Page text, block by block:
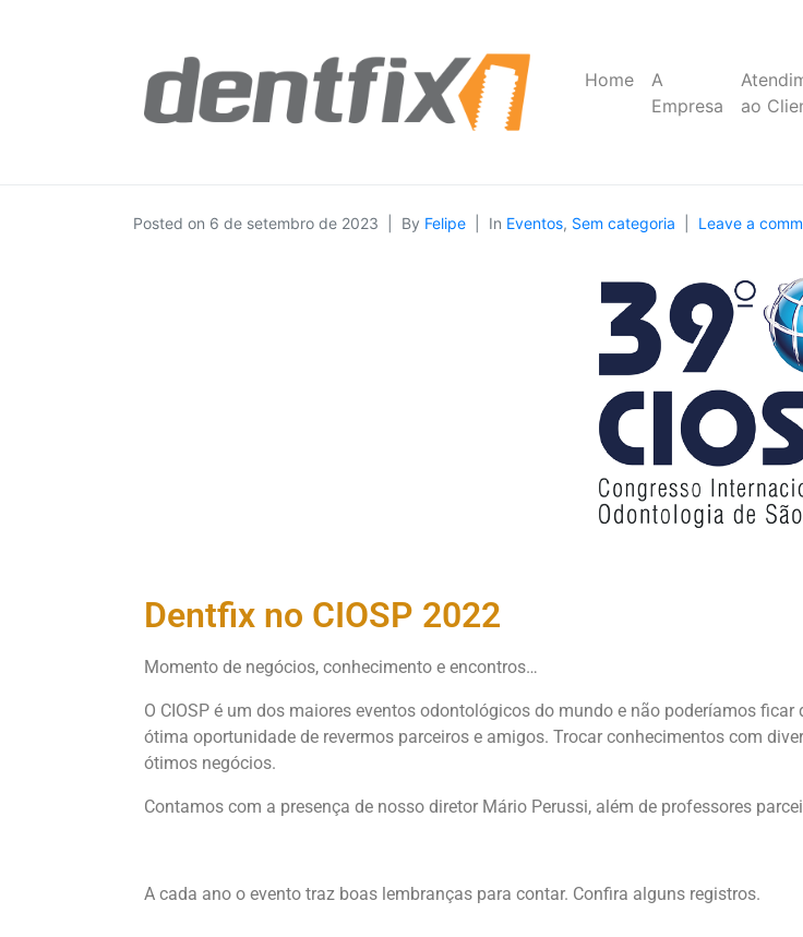
Home
A
Empresa
ao
Posted on 6 de setembro de 2023 By Felipe In Eventos, Sem categoria Leave a
Dentfix no CIOSP 2022
Momento de negócios, conhecimento e encontros…
O CIOSP é um dos maiores eventos odontológicos do mundo e não poderíamos
ótima oportunidade de revermos parceiros e amigos. Trocar conhecimentos com
ótimos negócios.
Contamos com a presença de nosso diretor Mário Perussi, além de professores
A cada ano o evento traz boas lembranças para contar. Confira alguns registros.